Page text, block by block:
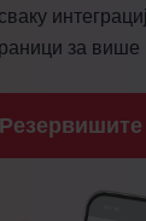
за